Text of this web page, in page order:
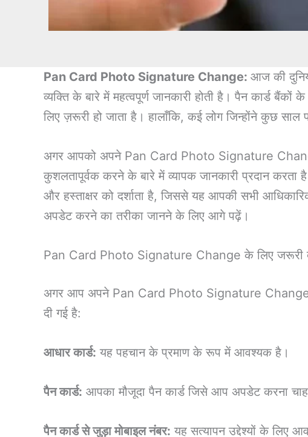
Pan Card Photo Signature Change: आज की
व्यक्ति के बारे में महत्वपूर्ण जानकारी होती है। पैन कार्ड
लिए ज़रूरी हो जाता है। हालाँकि, कई लोग जिन्होंने कुछ साल
अगर आपको अपने Pan Card Photo Signature
कुशलतापूर्वक करने के बारे में व्यापक जानकारी प्रदान
और हस्ताक्षर को दर्शाता है, जिससे यह आपकी सभी
अपडेट करने का तरीका जानने के लिए आगे पढ़ें।
Pan Card Photo Signature Change के लिए जरूरी
अगर आप अपने Pan Card Photo Signature Change
दी गई है:
आधार कार्ड: यह पहचान के प्रमाण के रूप में आवश्यक है।
पैन कार्ड: आपका मौजूदा पैन कार्ड जिसे आप अपडेट करना
पैन कार्ड से जुड़ा मोबाइल नंबर: यह सत्यापन उद्देश्यों के लिए